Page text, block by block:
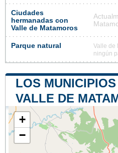
Ciudades
hermanadas con
Valle de Matamoros
Parque natural
Valle de
ningún
LOS
VALLE DE
+
−